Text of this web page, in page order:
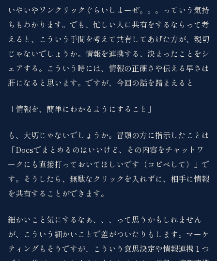
いやいやワンクリックぐらいしよーぜ。。。っていう気持
ちもわかります。でも、忙しい人に共有をするならって考
えると、こういう手間を考えて共有してあげた方が、親切
じゃないでしょうか。情報を連携する、決まったことをシ
ェアする。こういう時には、情報の正確さや伝える早さは
肝になると思います。ですが、今回の話を踏まえると
「情報を、簡単にわかるようにすること」
も、大切じゃないでしょうか。冒頭の方に指示したことは
「Docsでまとめるのはいいけど、その内容をチャットワ
ークにも直接打っておいてほしいです（コピペして）」で
す。そうしたら、無駄なクリックを入れずに、相手に情報
を共有することができます。
細かいこと気にするなぁ、、、って思うかもしれません
が、こういう細かいことで差がついたりもします。マーケ
ティングもそうですが、こういう意思決定や情報連携１つ